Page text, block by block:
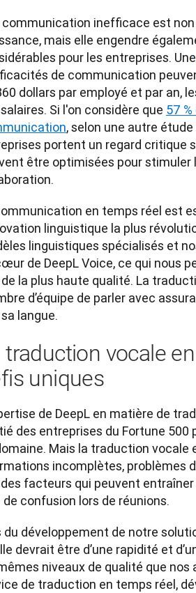
communication inefficace est
mais elle engendre
pour les entreprises. Une
de communication
dollars par employé et par an,
Si l'on considère que 57
, selon une autre
portent un regard critique
être optimisées pour
en temps réel est
linguistique la plus
linguistiques spécialisés et
de DeepL Voice, ce qui nous
la plus haute qualité. La
d’équipe de parler avec
langue.
traduction vocale
uniques
de DeepL en matière de
des entreprises du Fortune
Mais la traduction vocale
incomplètes, problèmes
facteurs qui peuvent
de confusion lors de réunions.
du développement de notre
devrait être d’une rapidité et
niveaux de qualité que nos
de traduction en temps réel,